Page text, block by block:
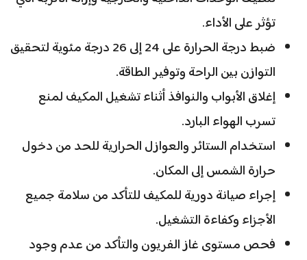
تؤثر على الأداء.
ضبط درجة الحرارة على 24 إلى 26 درجة مئوية لتحقيق
التوازن بين الراحة وتوفير الطاقة.
إغلاق الأبواب والنوافذ أثناء تشغيل المكيف لمنع
تسرب الهواء البارد.
استخدام الستائر والعوازل الحرارية للحد من دخول
حرارة الشمس إلى المكان.
إجراء صيانة دورية للمكيف للتأكد من سلامة جميع
الأجزاء وكفاءة التشغيل.
فحص مستوى غاز الفريون والتأكد من عدم وجود